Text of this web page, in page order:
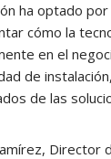
ha optado
cómo la
en el
de
de las
Director